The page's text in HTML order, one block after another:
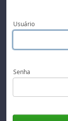
Usuário
Senha